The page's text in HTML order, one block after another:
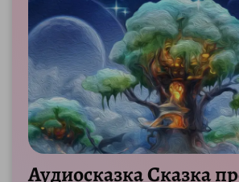
Аудиосказка Сказка